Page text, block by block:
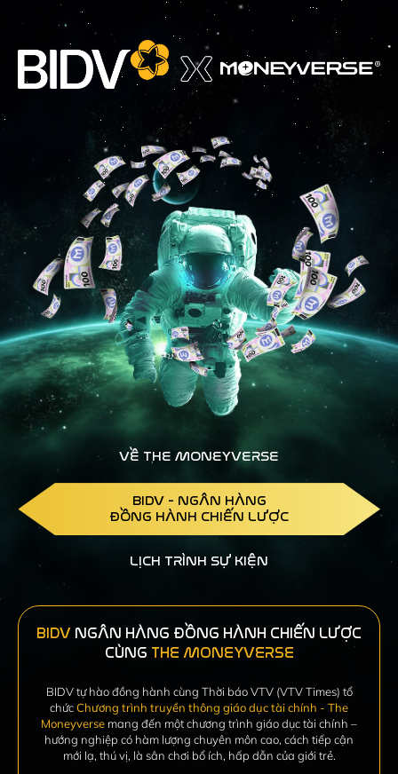
VỀ THE MONEYVERSE
BIDV - NGÂN HÀNG
ĐỒNG HÀNH CHIẾN LƯỢC
LỊCH TRÌNH SỰ KIỆN
BIDV NGÂN HÀNG ĐỒNG HÀNH CHIẾN LƯỢC
CÙNG THE MONEYVERSE
BIDV tự hào đồng hành cùng Thời báo VTV (VTV Times) tổ
chứcChương trình truyền thông giáo dục tài chính - The
Moneyverse mang đến một chương trình giáo dụctài chính –
hướng nghiệp có hàm lượng chuyên môn cao, cách tiếp cận
mới lạ, thú vị, là sân chơi bổ ích, hấp dẫn của giới trẻ.